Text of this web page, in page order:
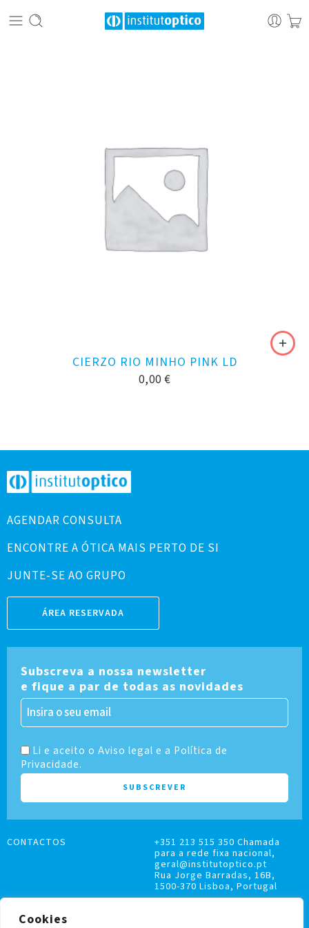
Cookies
CIERZO RIO MINHO PINK LD
0,00 €
AGENDAR CONSULTA
ENCONTRE A ÓTICA MAIS PERTO DE SI
JUNTE-SE AO GRUPO
ÁREA RESERVADA
Subscreva a nossa newsletter
e fique a par de todas as novidades
Li e aceito o Aviso legal e a Política de
Privacidade.
CONTACTOS
+351 213 515 350 Chamada
para a rede fixa nacional,
geral@institutoptico.pt
Rua Jorge Barradas, 16B,
1500-370 Lisboa, Portugal